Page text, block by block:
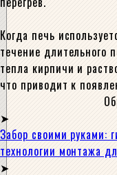
Когда печь
течение длительного
тепла кирпичи и
что приводит к
Забор своими руками:
технологии монтажа